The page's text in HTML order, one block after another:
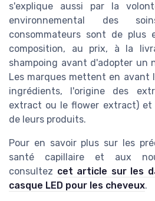
s'explique aussi par la
environnemental des
consommateurs sont de
composition, au prix, à la
shampoing avant d'adopter un
Les marques mettent en avant
ingrédients, l'origine des
extract ou le flower extract) et
de leurs produits.
Pour en savoir plus sur les
santé capillaire et aux
consultez cet article sur les
casque LED pour les cheveux.